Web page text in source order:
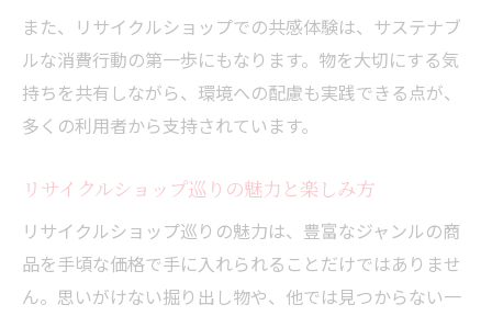
また、リサイクルショップでの共感体験は、サステナブ
ルな消費行動の第一歩にもなります。物を大切にする気
持ちを共有しながら、環境への配慮も実践できる点が、
多くの利用者から支持されています。
リサイクルショップ巡りの魅力と楽しみ方
リサイクルショップ巡りの魅力は、豊富なジャンルの商
品を手頃な価格で手に入れられることだけではありませ
ん。思いがけない掘り出し物や、他では見つからない一